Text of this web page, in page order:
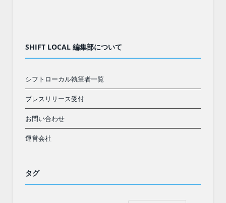
SHIFT LOCAL 編集部について
シフトローカル執筆者一覧
プレスリリース受付
お問い合わせ
運営会社
タグ